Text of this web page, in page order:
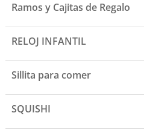
Ramos y Cajitas de Regalo
RELOJ INFANTIL
Sillita para comer
SQUISHI